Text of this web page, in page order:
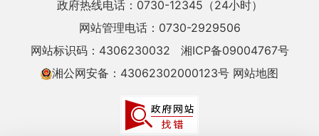
政府热线电话：0730-12345（24小时）
网站管理电话：0730-2929506
网站标识码：4306230032
湘ICP备09004767号
湘公网安备：43062302000123号 网站地图